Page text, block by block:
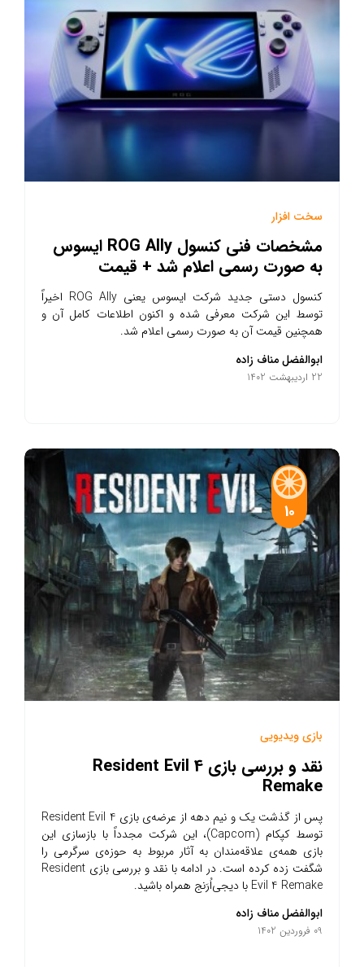
سخت افزار
مشخصات فنی کنسول ROG Ally ایسوس
به صورت رسمی اعلام شد + قیمت
کنسول دستی جدید شرکت ایسوس یعنی ROG Ally اخیراً
توسط این شرکت معرفی شده و اکنون اطلاعات کامل آن و
همچنین قیمت آن به صورت رسمی اعلام شد.
ابوالفضل مناف زاده
22 اردیبهشت 1402
10
بازی ویدیویی
نقد و بررسی بازی Resident Evil 4
Remake
پس از گذشت یک و نیم دهه از عرضه‌ی بازی Resident Evil 4
توسط کپکام (Capcom)، این شرکت مجدداً با بازسازی این
بازی همه‌ی علاقه‌مندان به آثار مربوط به حوزه‌ی سرگرمی را
شگفت زده کرده است. در ادامه با نقد و بررسی بازی Resident
Evil 4 Remake با دیجی‌اُرَنج همراه باشید.
ابوالفضل مناف زاده
09 فروردین 1402